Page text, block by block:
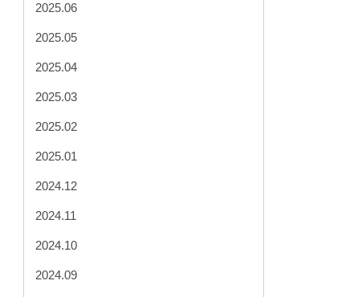
2025.06
2025.05
2025.04
2025.03
2025.02
2025.01
2024.12
2024.11
2024.10
2024.09